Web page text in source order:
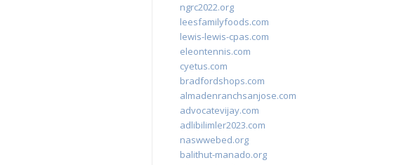
ngrc2022.org
leesfamilyfoods.com
lewis-lewis-cpas.com
eleontennis.com
cyetus.com
bradfordshops.com
almadenranchsanjose.com
advocatevijay.com
adlibilimler2023.com
naswwebed.org
balithut-manado.org